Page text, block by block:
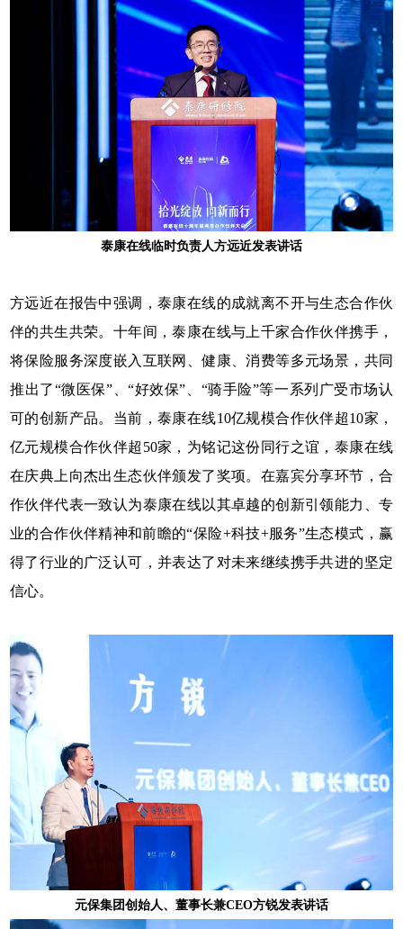
泰康在线临时负责人方远近发表讲话
方远近在报告中强调，泰康在线的成就离不开与生态合作伙
伴的共生共荣。十年间，泰康在线与上千家合作伙伴携手，
将保险服务深度嵌入互联网、健康、消费等多元场景，共同
推出了“微医保”、“好效保”、“骑手险”等一系列广受市场认
可的创新产品。当前，泰康在线10亿规模合作伙伴超10家，
亿元规模合作伙伴超50家，为铭记这份同行之谊，泰康在线
在庆典上向杰出生态伙伴颁发了奖项。在嘉宾分享环节，合
作伙伴代表一致认为泰康在线以其卓越的创新引领能力、专
业的合作伙伴精神和前瞻的“保险+科技+服务”生态模式，赢
得了行业的广泛认可，并表达了对未来继续携手共进的坚定
信心。
元保集团创始人、董事长兼CEO方锐发表讲话